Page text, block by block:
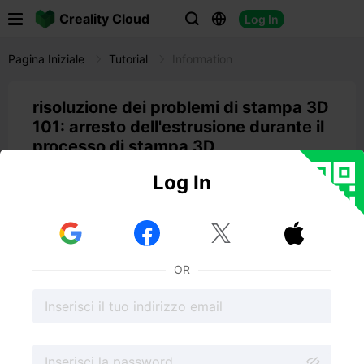
Creality Cloud   Log In
Pagina Iniziale Tutorial
risoluzione dei problemi di stampa 3D
101: arresto dell'estrusione durante il
processo di stampa 3D
05:41 12-01-2023
Log In
  
OR